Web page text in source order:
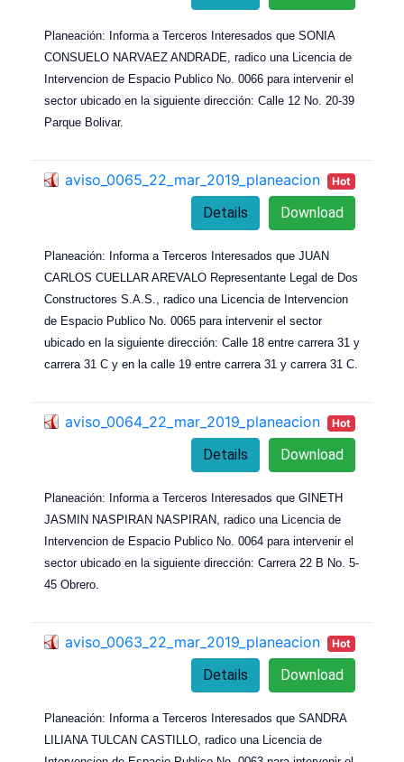
Planeación: Informa a Terceros Interesados que SONIA
CONSUELO NARVAEZ ANDRADE, radico una Licencia de
Intervencion de Espacio Publico No. 0066 para intervenir el
sector ubicado en la siguiente dirección: Calle 12 No. 20-39
Parque Bolivar.
aviso_0065_22_mar_2019_planeacion Hot
Download
Details
Planeación: Informa a Terceros Interesados que JUAN
CARLOS CUELLAR AREVALO Representante Legal de Dos
Constructores S.A.S., radico una Licencia de Intervencion
de Espacio Publico No. 0065 para intervenir el sector
ubicado en la siguiente dirección: Calle 18 entre carrera 31 y
carrera 31 C y en la calle 19 entre carrera 31 y carrera 31 C.
aviso_0064_22_mar_2019_planeacion Hot
Download
Details
Planeación: Informa a Terceros Interesados que GINETH
JASMIN NASPIRAN NASPIRAN, radico una Licencia de
Intervencion de Espacio Publico No. 0064 para intervenir el
sector ubicado en la siguiente dirección: Carrera 22 B No. 5-
45 Obrero.
aviso_0063_22_mar_2019_planeacion Hot
Download
Details
Planeación: Informa a Terceros Interesados que SANDRA
LILIANA TULCAN CASTILLO, radico una Licencia de